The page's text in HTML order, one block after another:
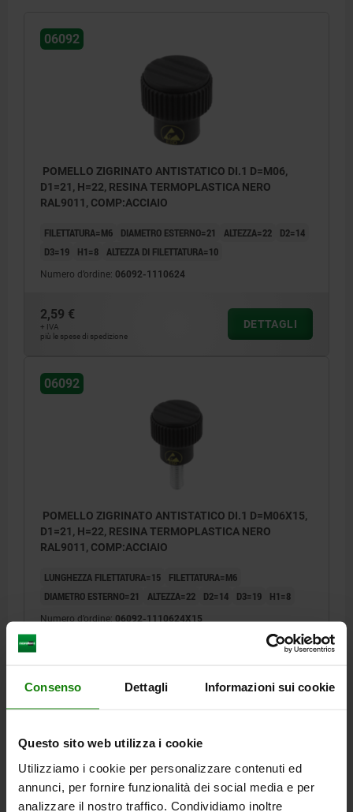
Consenso Dettagli Informazioni sui cookie
Questo sito web utilizza i cookie
Utilizziamo i cookie per personalizzare contenuti ed
annunci, per fornire funzionalità dei social media e per
analizzare il nostro traffico. Condividiamo inoltre
06092
POMELLO ZIGRINATO ANTISTATICO DI.1 D=M06,
D1=21, H=22, RESINA TERMOPLASTICA NERO
RAL9011, COMP:ACCIAIO
FILETTATURA=M6 DIAMETRO ESTERNO=21 ALTEZZA=22
D2=14
D3=19
H1=8 ALTEZZA DI FILETTATURA=10
Numero d’ordine: 06092-1110624
2,59 €
+ IVA
più le spese di spedizione
DETTAGLI
06092
POMELLO ZIGRINATO ANTISTATICO DI.1 D=M06X15,
D1=21, H=22, RESINA TERMOPLASTICA NERO
RAL9011, COMP:ACCIAIO
LUNGHEZZA FILETTATURA=15
FILETTATURA=M6
DIAMETRO ESTERNO=21
ALTEZZA=22 D2=14 D3=19 H1=8
Numero d’ordine:06092-1110624X15
FORME
DETTAGLI